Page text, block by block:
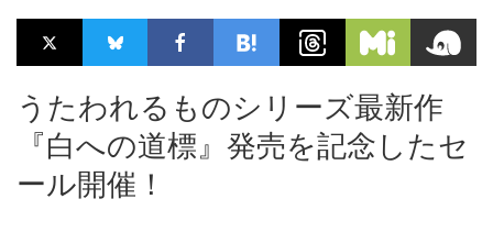
うたわれるものシリーズ最新作
『白への道標』発売を記念したセ
ール開催！